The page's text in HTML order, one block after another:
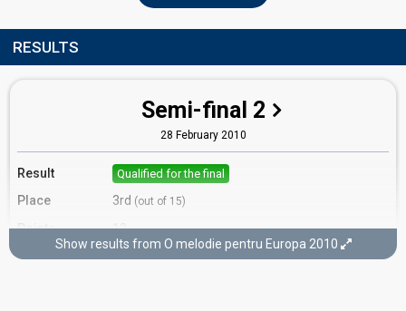
RESULTS
Semi-final 2
28 February 2010
Result Qualified for the final
Place 3rd (out of 15)
Points
13
Running order
Show results from O melodie pentru Europa 2010